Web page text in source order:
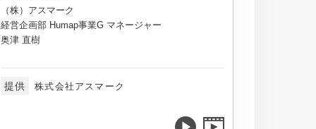
（株）アスマーク
経営企画部 Humap事業G マネージャー
奥津 直樹
提供 株式会社アスマーク